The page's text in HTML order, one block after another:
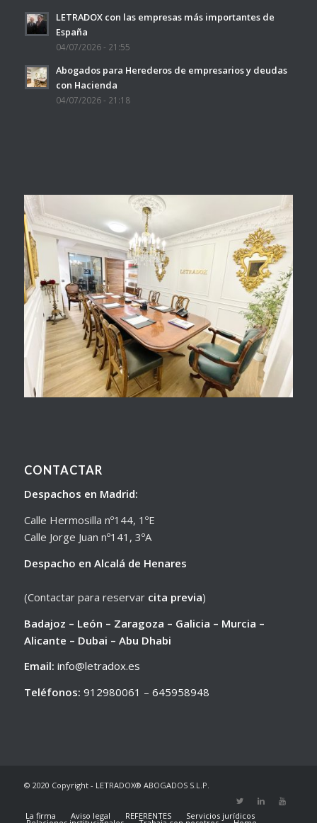
LETRADOX con las empresas más importantes de
España
04/07/2026 - 21:55
Abogados para Herederos de empresarios y deudas
con Hacienda
04/07/2026 - 21:18
CONTACTAR
Despachos en Madrid:
Calle Hermosilla nº144, 1ºE
Calle Jorge Juan nº141, 3ºA
Despacho en Alcalá de Henares
(Contactar para reservar cita previa)
Badajoz – León – Zaragoza – Galicia – Murcia –
Alicante – Dubai – Abu Dhabi
Email: info@letradox.es
Teléfonos: 912980061 – 645958948
© 2020 Copyright - LETRADOX® ABOGADOS S.L.P.
La firma Aviso legal REFERENTES Servicios jurídicos